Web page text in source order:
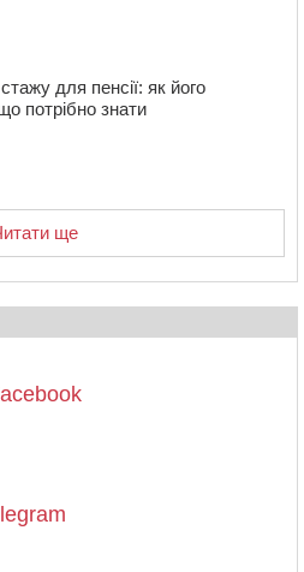
для пенсії: як його
потрібно знати
ще